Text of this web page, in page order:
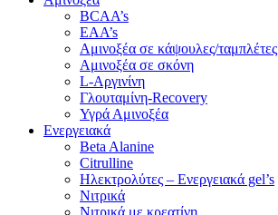
BCAA’s
EAA’s
Αμινοξέα σε κάψουλες/ταμπλέτες
Αμινοξέα σε σκόνη
L-Αργινίνη
Γλουταμίνη-Recovery
Υγρά Αμινοξέα
Ενεργειακά
Beta Alanine
Citrulline
Ηλεκτρολύτες – Ενεργειακά gel’s
Νιτρικά
Νιτρικά με κρεατίνη